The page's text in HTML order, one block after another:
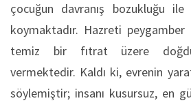
çocuğun davranış bozukluğu ile
koymaktadır. Hazreti peygamber
temiz bir fıtrat üzere
vermektedir. Kaldı ki, evrenin
söylemiştir; insanı kusursuz, en